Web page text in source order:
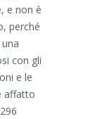
e non è
perché
con gli
e le
affatto